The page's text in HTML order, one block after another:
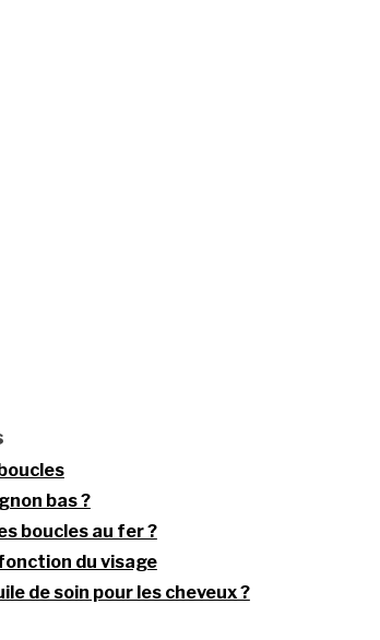
bas ?
boucles au fer ?
du visage
de soin pour les cheveux ?